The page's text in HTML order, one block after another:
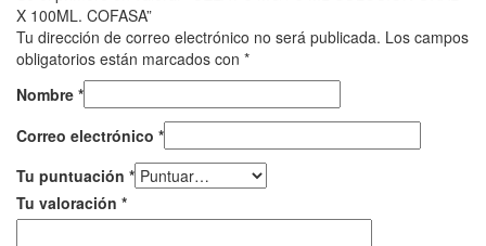
X 100ML. COFASA”
Tu dirección de correo electrónico no será publicada. Los campos
obligatorios están marcados con *
Nombre *
Correo electrónico *
Tu puntuación *
Tu valoración *